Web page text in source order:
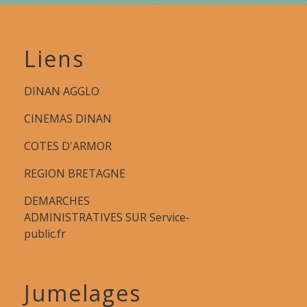
Liens
DINAN AGGLO
CINEMAS DINAN
COTES D'ARMOR
REGION BRETAGNE
DEMARCHES
ADMINISTRATIVES SUR Service-
public.fr
Jumelages